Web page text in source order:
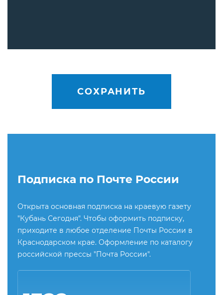
СОХРАНИТЬ
Подписка по Почте России
Открыта основная подписка на краевую газету
"Кубань Сегодня". Чтобы оформить подписку,
приходите в любое отделение Почты России в
Краснодарском крае. Оформление по каталогу
российской прессы "Почта России".